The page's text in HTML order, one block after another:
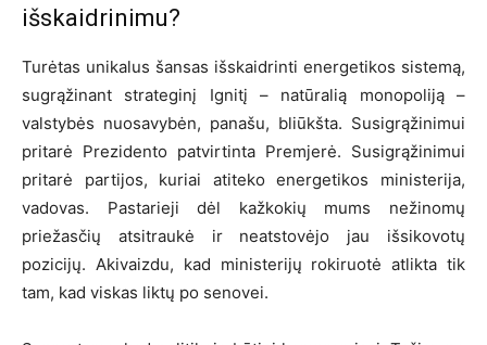
išskaidrinimu?
Turėtas unikalus šansas išskaidrinti energetikos sistemą,
sugrąžinant strateginį Ignitį – natūralią monopoliją –
valstybės nuosavybėn, panašu, bliūkšta. Susigrąžinimui
pritarė Prezidento patvirtinta Premjerė. Susigrąžinimui
pritarė partijos, kuriai atiteko energetikos ministerija,
vadovas. Pastarieji dėl kažkokių mums nežinomų
priežasčių atsitraukė ir neatstovėjo jau išsikovotų
pozicijų. Akivaizdu, kad ministerijų rokiruotė atlikta tik
tam, kad viskas liktų po senovei.